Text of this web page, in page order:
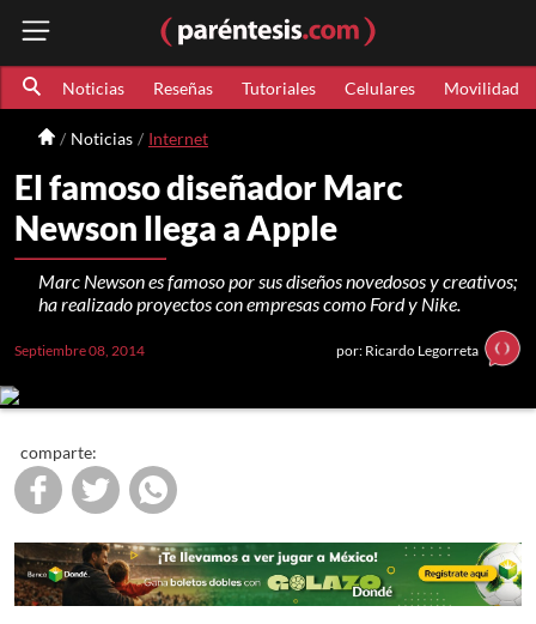
Noticias Reseñas Tutoriales Celulares Movilidad
Noticias Internet
El famoso diseñador Marc
Newson llega a Apple
Marc Newson es famoso por sus diseños novedosos y creativos;
ha realizado proyectos con empresas como Ford y Nike.
Septiembre 08, 2014 por: Ricardo Legorreta
comparte: